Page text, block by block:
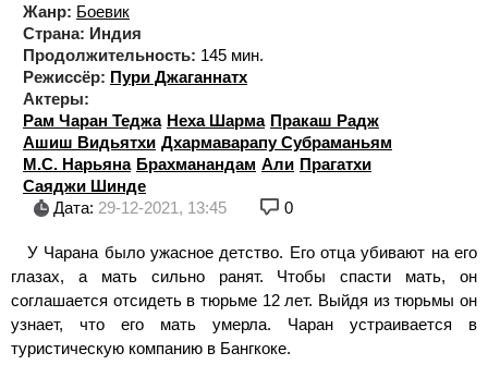
Жанр: Боевик
Страна: Индия
Продолжительность: 145 мин.
Режиссёр: Пури Джаганнатх
Актеры:
Рам Чаран Теджа Неха Шарма Пракаш Радж
Ашиш Видьятхи Дхармаварапу Субраманьям
М.С. Нарьяна Брахманандам Али Прагатхи
Саяджи Шинде
Дата: 29-12-2021, 13:45 0
У Чарана было ужасное детство. Его отца убивают на его
глазах, а мать сильно ранят. Чтобы спасти мать, он
соглашается отсидеть в тюрьме 12 лет. Выйдя из тюрьмы он
узнает, что его мать умерла. Чаран устраивается в
туристическую компанию в Бангкоке.